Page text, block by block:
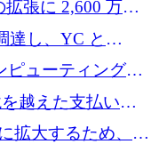
張に 2,600 万ド
達し、YC と
受信箱を立ち上
ピューティングの
1 億 1,500 万ユ
越えた支払いを
ロを確保
拡大するため、25